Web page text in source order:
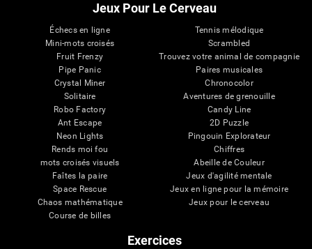
Jeux Pour Le Cerveau
Échecs en ligne
Mini-mots croisés
Fruit Frenzy
Pipe Panic
Crystal Miner
Solitaire
Robo Factory
Ant Escape
Neon Lights
Rends moi fou
mots croisés visuels
Faîtes la paire
Space Rescue
Chaos mathématique
Course de billes
Tennis mélodique
Scrambled
Trouvez votre animal de compagnie
Paires musicales
Chronocolor
Aventures de grenouille
Candy Line
2D Puzzle
Pingouin Explorateur
Chiffres
Abeille de Couleur
Jeux d'agilité mentale
Jeux en ligne pour la mémoire
Jeux pour le cerveau
Exercices